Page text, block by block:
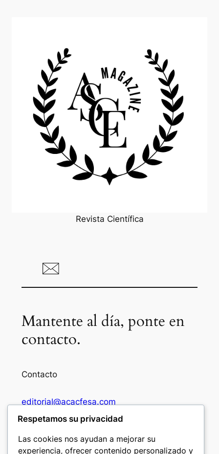
Revista Científica
Mantente al día, ponte en
contacto.
Contacto
editorial@acacfesa.com
Respetamos su privacidad
Las cookies nos ayudan a mejorar su
experiencia, ofrecer contenido personalizado y